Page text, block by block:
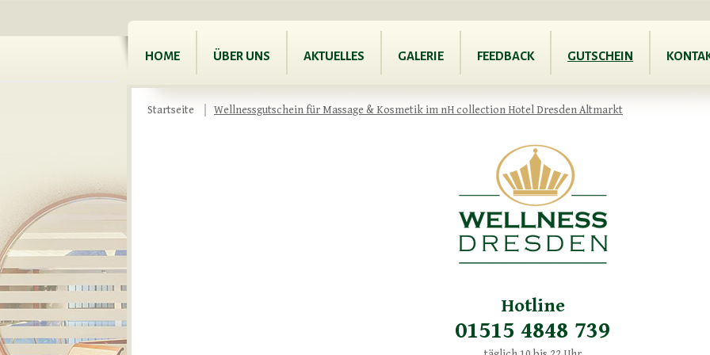
HOME ÜBER UNS AKTUELLES GALERIE FEEDBACK GUTSCHEIN
Startseite Wellnessgutschein für Massage & Kosmetik im nH collection Hotel Dresden Altmarkt
Hotline
01515 4848 739